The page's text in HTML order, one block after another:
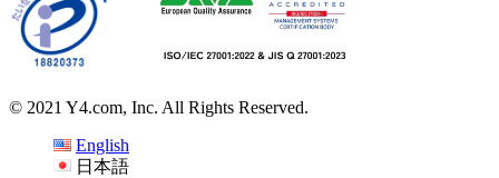
© 2021 Y4.com, Inc. All Rights Reserved.
English
日本語